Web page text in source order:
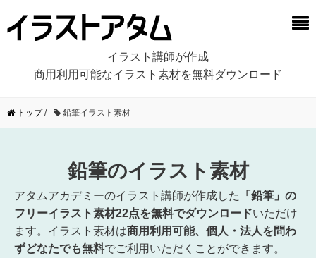
イラスト講師が作成
商用利用可能なイラスト素材を無料ダウンロード
トップ/ 鉛筆イラスト素材
鉛筆のイラスト素材
アタムアカデミーのイラスト講師が作成した
「鉛筆」の
フリーイラスト素材22点を無料でダウンロードいただけ
ます。イラスト素材は商用利用可能、個人・法人を問わ
ずどなたでも無料でご利用いただくことができます。